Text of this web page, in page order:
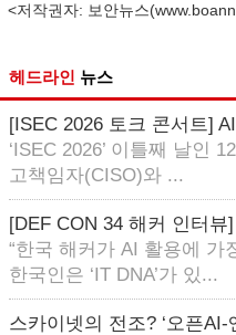
<저작권자: 보안뉴스(
헤드라인 뉴스
[ISEC 2026 토크 콘서트]
‘ISEC 2026’ 이틀째 날인
고책임자(CISO)와 ...
[DEF CON 34 해커 인터
“한국 해커가 AI 활용에 가
한국인은 ‘IT DNA’가 있...
스카이넷의 전조? ‘오픈